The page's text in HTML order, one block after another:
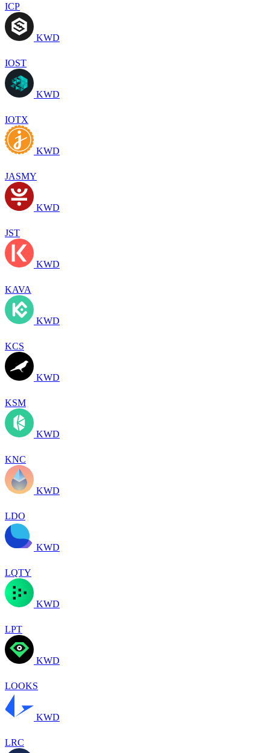
ICP
KWD
IOST
KWD
IOTX
KWD
JASMY
KWD
JST
KWD
KAVA
KWD
KCS
KWD
KSM
KWD
KNC
KWD
LDO
KWD
LQTY
KWD
LPT
KWD
LOOKS
KWD
LRC